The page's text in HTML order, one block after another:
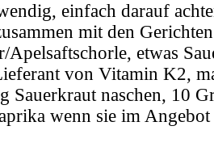
einfach darauf
mit den
Apelsaftschorle, etwas
von Vitamin K2,
Sauerkraut naschen, 10
wenn sie im